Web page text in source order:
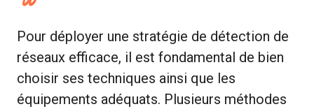
Pour déployer une stratégie de détection de
réseaux efficace, il est fondamental de bien
choisir ses techniques ainsi que les
équipements adéquats. Plusieurs méthodes